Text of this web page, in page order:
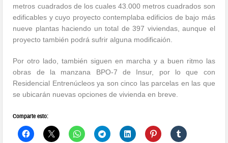
metros cuadrados de los cuales 43.000 metros cuadrados son
edificables y cuyo proyecto contemplaba edificios de bajo más
nueve plantas haciendo un total de 397 viviendas, aunque el
proyecto también podrá sufrir alguna modificaión.
Por otro lado, también siguen en marcha y a buen ritmo las
obras de la manzana BPO-7 de Insur, por lo que con
Residencial Entrenúcleos ya son cinco las parcelas en las que
se ubicarán nuevas opciones de vivienda en breve.
Comparte esto: